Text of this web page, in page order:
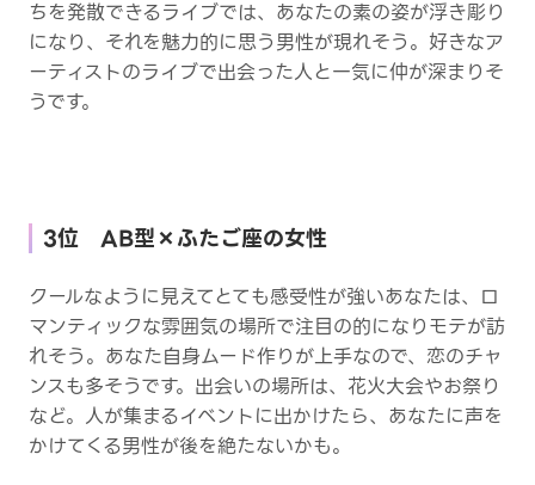
ちを発散できるライブでは、あなたの素の姿が浮き彫り
になり、それを魅力的に思う男性が現れそう。好きなア
ーティストのライブで出会った人と一気に仲が深まりそ
うです。
3位 AB型×ふたご座の女性
クールなように見えてとても感受性が強いあなたは、ロ
マンティックな雰囲気の場所で注目の的になりモテが訪
れそう。あなた自身ムード作りが上手なので、恋のチャ
ンスも多そうです。出会いの場所は、花火大会やお祭り
など。人が集まるイベントに出かけたら、あなたに声を
かけてくる男性が後を絶たないかも。